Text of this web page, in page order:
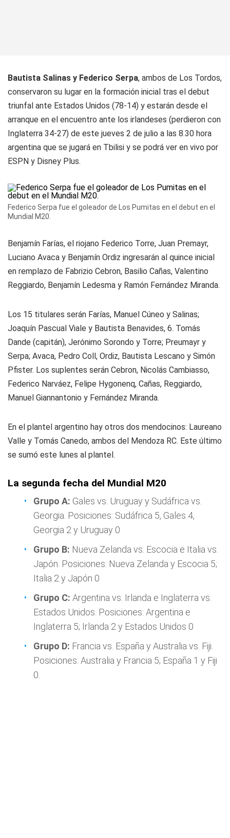
Bautista Salinas y Federico Serpa, ambos de Los Tordos,
conservaron su lugar en la formación inicial tras el debut
triunfal ante Estados Unidos (78-14) y estarán desde el
arranque en el encuentro ante los irlandeses (perdieron con
Inglaterra 34-27) de este jueves 2 de julio a las 8.30 hora
argentina que se jugará en Tbilisi y se podrá ver en vivo por
ESPN y Disney Plus.
Federico Serpa fue el goleador de Los Pumitas en el debut en el
Mundial M20.
Benjamín Farías, el riojano Federico Torre, Juan Premayr,
Luciano Avaca y Benjamín Ordiz ingresarán al quince inicial
en remplazo de Fabrizio Cebron, Basilio Cañas, Valentino
Reggiardo, Benjamín Ledesma y Ramón Fernández Miranda.
Los 15 titulares serán Farías, Manuel Cúneo y Salinas;
Joaquín Pascual Viale y Bautista Benavides, 6. Tomás
Dande (capitán), Jerónimo Sorondo y Torre; Preumayr y
Serpa; Avaca, Pedro Coll, Ordiz, Bautista Lescano y Simón
Pfister. Los suplentes serán Cebron, Nicolás Cambiasso,
Federico Narváez, Felipe Hygonenq, Cañas, Reggiardo,
Manuel Giannantonio y Fernández Miranda.
En el plantel argentino hay otros dos mendocinos: Laureano
Valle y Tomás Canedo, ambos del Mendoza RC. Este último
se sumó este lunes al plantel.
La segunda fecha del Mundial M20
Grupo A: Gales vs. Uruguay y Sudáfrica vs.
Georgia. Posiciones: Sudáfrica 5, Gales 4,
Georgia 2 y Uruguay 0
Grupo B: Nueva Zelanda vs. Escocia e Italia vs.
Japón. Posiciones: Nueva Zelanda y Escocia 5;
Italia 2 y Japón 0
Grupo C: Argentina vs. Irlanda e Inglaterra vs.
Estados Unidos. Posiciones: Argentina e
Inglaterra 5; Irlanda 2 y Estados Unidos 0
Grupo D: Francia vs. España y Australia vs. Fiji.
Posiciones: Australia y Francia 5; España 1 y Fiji
0.